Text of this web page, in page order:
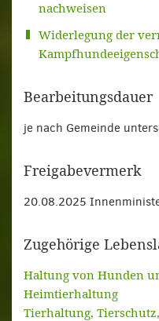
nachweisen
Widerlegung der
Bearbeitungsdauer
je nach Gemeinde
Freigabevermerk
20.08.2025
Zugehörige
Haltung von Hunden
Heimtierhaltung
Tierhaltung,